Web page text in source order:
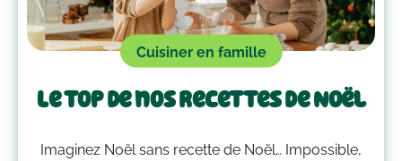
Cuisiner en famille
Le top de nos recettes de Noël
Imaginez Noël sans recette de Noël… Impossible,